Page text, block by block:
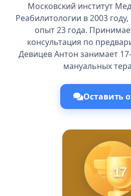
Московский институт
Реабилитологии в 2003
опыт 23 года.
консультация по
Девицев Антон занимает
мануальных
Оставить
17